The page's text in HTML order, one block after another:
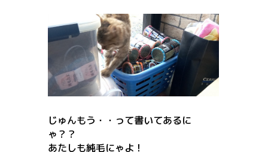
じゅんもう・・って書いてあるに
ゃ？？
あたしも純毛にゃよ！